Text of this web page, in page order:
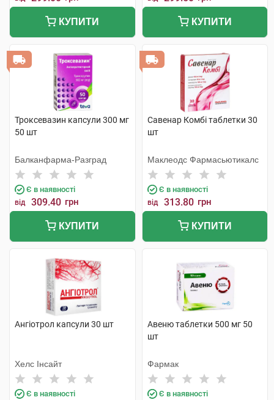
КУПИТИ КУПИТИ
Троксевазин капсули 300 мг
50 шт
Балканфарма-Разград
Є в наявності
від 309.40 грн
КУПИТИ
Савенар Комбі таблетки 30
шт
Маклеодс Фармасьютикалс
Є в наявності
від 313.80 грн
КУПИТИ
Ангіотрол капсули 30 шт
Хелс Інсайт
Є в наявності
Авеню таблетки 500 мг 50
шт
Фармак
Є в наявності